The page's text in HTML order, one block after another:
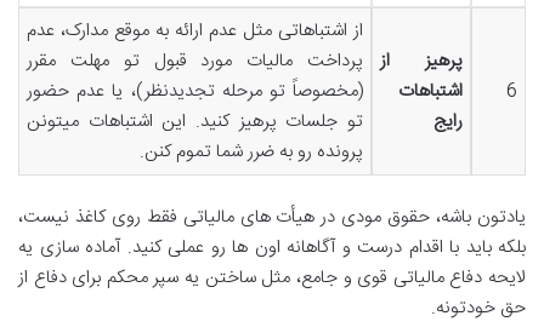
6
پرهیز از
اشتباهات
رایج
از اشتباهاتی مثل عدم ارائه به موقع مدارک، عدم
پرداخت مالیات مورد قبول تو مهلت مقرر
(مخصوصاً تو مرحله تجدیدنظر)، یا عدم حضور
تو جلسات پرهیز کنید. این اشتباهات میتونن
پرونده رو به ضرر شما تموم کنن.
یادتون باشه، حقوق مودی در هیأت های مالیاتی فقط روی کاغذ نیست،
بلکه باید با اقدام درست و آگاهانه اون ها رو عملی کنید. آماده سازی یه
لایحه دفاع مالیاتی قوی و جامع، مثل ساختن یه سپر محکم برای دفاع از
حق خودتونه.